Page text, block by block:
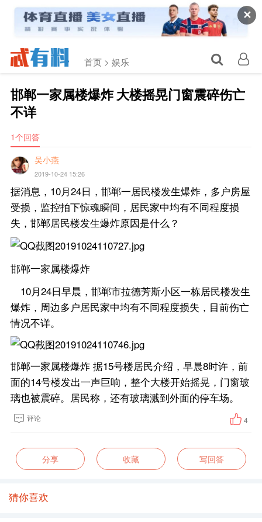
✕
首页 > 娱乐
邯郸一家属楼爆炸 大楼摇晃门窗震碎伤亡
不详
1个回答
吴小燕
2019-10-24 15:26
据消息，10月24日，邯郸一居民楼发生爆炸，多户房屋
受损，监控拍下惊魂瞬间，居民家中均有不同程度损
失，邯郸居民楼发生爆炸原因是什么？
邯郸一家属楼爆炸
10月24日早晨，邯郸市拉德芳斯小区一栋居民楼发生
爆炸，周边多户居民家中均有不同程度损失，目前伤亡
情况不详。
邯郸一家属楼爆炸 据15号楼居民介绍，早晨8时许，前
面的14号楼发出一声巨响，整个大楼开始摇晃，门窗玻
璃也被震碎。居民称，还有玻璃溅到外面的停车场。
评论 4
分享 收藏 写回答
猜你喜欢